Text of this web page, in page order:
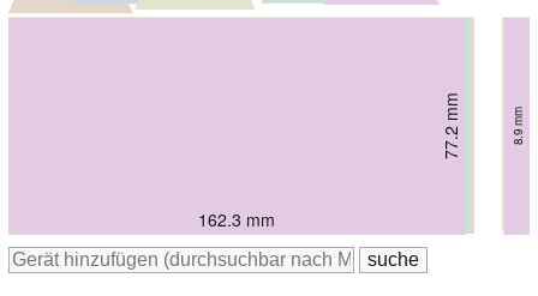
165.3 mm
76.8 mm 9.4 mm
165 mm
76 mm 9 mm
164.1 mm
75.5 mm 9.8 mm
165 mm
75.1 mm 8.5 mm
164.2 mm
75.9 mm 9.1 mm
162.3 mm
77.2 mm 8.9 mm